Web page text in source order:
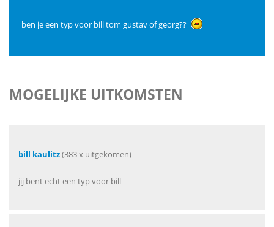
ben je een typ voor bill tom gustav of georg??
MOGELIJKE UITKOMSTEN
bill kaulitz(383 x uitgekomen)
jij bent echt een typ voor bill